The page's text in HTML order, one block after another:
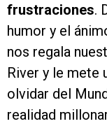
frustraciones.
humor y el
nos regala
River y le mete
olvidar del
realidad